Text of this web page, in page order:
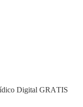
Digital GRÁTIS